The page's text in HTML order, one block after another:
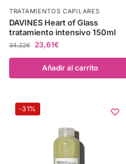
TRATAMIENTOS CAPILARES
DAVINES Heart of Glass
tratamiento intensivo 150ml
34,22€ 23,61€
Añadir al carrito
-31%